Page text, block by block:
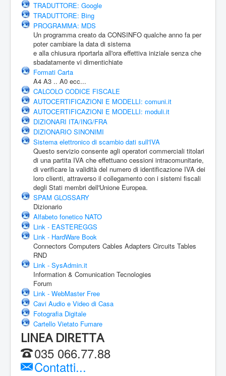
TRADUTTORE: Google
TRADUTTORE: Bing
PROGRAMMA: MDS
Un programma creato da CONSINFO qualche anno fa per
poter cambiare la data di sistema
e alla chiusura riportarla all'ora effettiva iniziale senza che
sbadatamente vi dimentichiate
Formati Carta
A4 A3 .. A0 ecc...
CALCOLO CODICE FISCALE
AUTOCERTIFICAZIONI E MODELLI: comuni.it
AUTOCERTIFICAZIONI E MODELLI: moduli.it
DIZIONARI ITA/ING/FRA
DIZIONARIO SINONIMI
Sistema elettronico di scambio dati sull'IVA
Questo servizio consente agli operatori commerciali titolari
di una partita IVA che effettuano cessioni intracomunitarie,
di verificare la validità del numero di identificazione IVA dei
loro clienti, attraverso il collegamento con i sistemi fiscali
degli Stati membri dell'Unione Europea.
SPAM GLOSSARY
Dizionario
Alfabeto fonetico NATO
Link - EASTEREGGS
Link - HardWare Book
Connectors Computers Cables Adapters Circuits Tables
RND
Link - SysAdmin.it
Information & Comunication Tecnologies
Forum
Link - WebMaster Free
Cavi Audio e Video di Casa
Fotografia Digitale
Cartello Vietato Fumare
LINEA DIRETTA
035 066.77.88
Contatti...